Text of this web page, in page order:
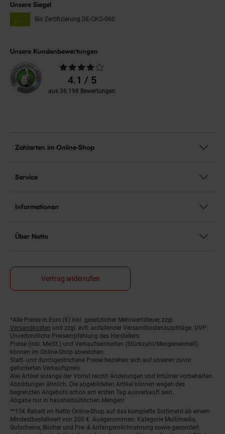
Unsere Siegel
Bio Zertifizierung DE-ÖKO-060
Unsere Kundenbewertungen
Durchschnittliche
Bewertungen4.1 / 5
aus 36.198 Bewertungen
Zahlarten im Online-Shop
Service
Informationen
Über Netto
Vertrag widerrufen
Fußnoten
*Alle Preise in Euro (€) inkl. gesetzlicher Mehrwertsteuer, zzgl.
Versandkosten und zzgl. evtl. anfallender Versandkostenzuschläge. UVP:
Unverbindliche Preisempfehlung des Herstellers.
Preise (inkl. MwSt.) und Verkaufseinheiten (Stückzahl/Mengeneinheit)
können im Online-Shop abweichen.
Statt- und durchgestrichene Preise beziehen sich auf unseren zuvor
geforderten Verkaufspreis.
Alle Artikel solange der Vorrat reicht! Änderungen und Irrtümer vorbehalten.
Abbildungen ähnlich. Die abgebildeten Artikel können wegen des
begrenzten Angebots schon am ersten Tag ausverkauft sein.
Abgabe nur in haushaltsüblichen Mengen!
**15€ Rabatt im Netto Online-Shop auf das komplette Sortiment ab einem
Mindestbestellwert von 200 €. Ausgenommen: Kategorie Multimedia,
Gutscheine, Bücher und Pre- & Anfangsmilchnahrung sowie gesondert